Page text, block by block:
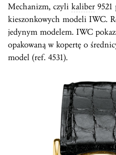
Mechanizm, czyli kaliber 9521
kieszonkowych modeli IWC.
jedynym modelem. IWC
opakowaną w kopertę o
model (ref. 4531).